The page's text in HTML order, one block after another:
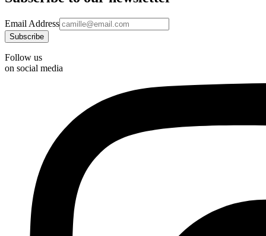
Email Address
Follow us
on social media